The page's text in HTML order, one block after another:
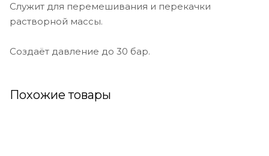
Служит для перемешивания и перекачки
растворной массы.
Создаёт давление до 30 бар.
Похожие товары